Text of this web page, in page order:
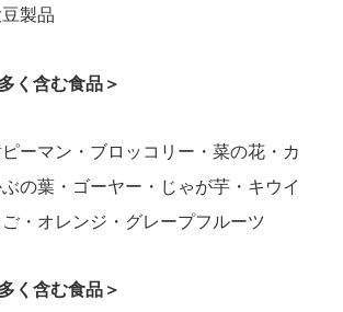
製品
く含む食品＞
ーマン・ブロッコリー・菜の花・カ
の葉・ゴーヤー・じゃが芋・キウイ
・オレンジ・グレープフルーツ
く含む食品＞